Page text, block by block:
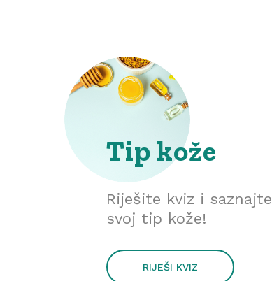
Tip kože
Riješite kviz i saznajte
svoj tip kože!
RIJEŠI KVIZ